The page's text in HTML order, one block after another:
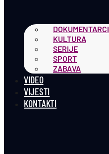
DOKUMENTARCI
KULTURA
SERIJE
SPORT
ZABAVA
VIDEO
VIJESTI
KONTAKTI